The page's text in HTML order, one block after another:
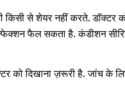
से शेयर नहीं करते. डॉक्टर
फैल सकता है. कंडीशन
को दिखाना ज़रूरी है. जांच के